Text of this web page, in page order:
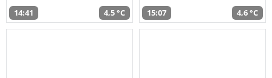
14:41 4,5 °C 15:07 4,6 °C